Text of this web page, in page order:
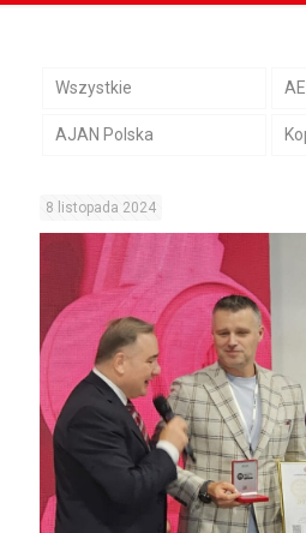
Wszystkie
AJAN Polska
8 listopada 2024